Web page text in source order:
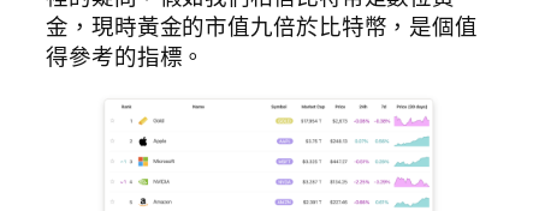
金，現時黃金的市值九倍於比特幣，是個值
得參考的指標。